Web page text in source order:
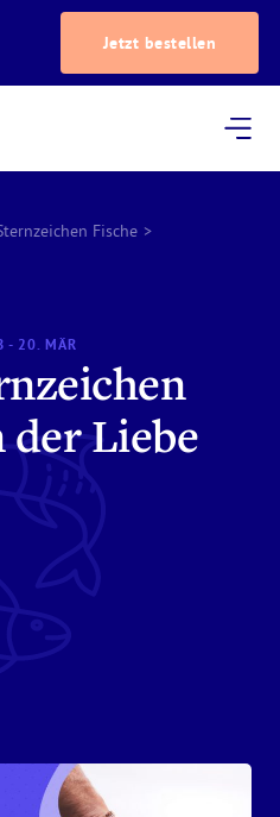
Jetzt bestellen
Fische >
- 20. MÄR
der Liebe